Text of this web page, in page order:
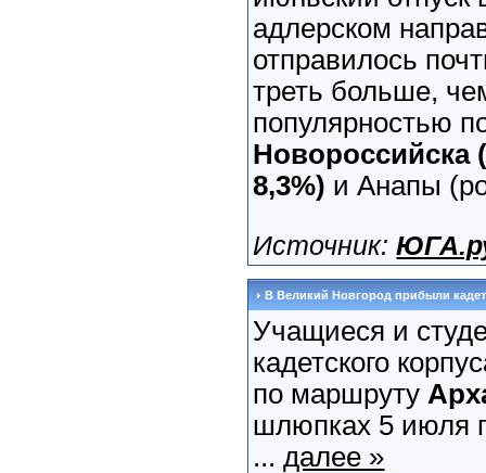
адлерском
отправилось
треть больше,
популярностью
Новороссийска
8,3%) и Анапы
Источник:
В Великий Новгород прибыли
Учащиеся и
кадетского
по маршруту
шлюпках 5 июля
...далее »